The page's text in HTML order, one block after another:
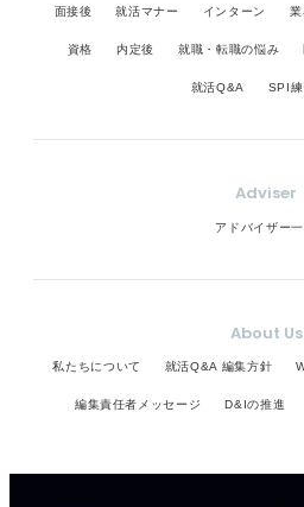
面接後 就活マナー インターン
資格 内定後 就職・転職の悩み
就活Q&A SPI練
Adviser
アドバイザー
About Us
私たちについて 就活Q&A 編集方針
編集責任者メッセージ D&Iの推進